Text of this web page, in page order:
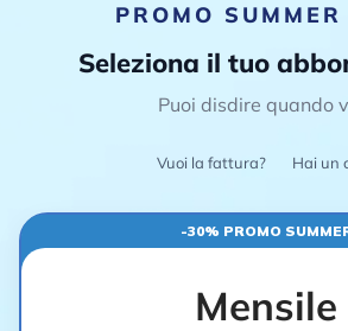
PROMO
Seleziona il tuo
Puoi disdire quando
Vuoi la fattura? Hai un
-30% PROMO
Mensile